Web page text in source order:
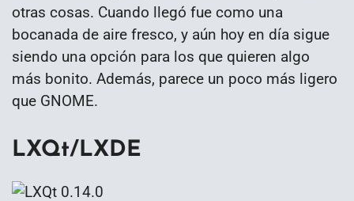
otras cosas. Cuando llegó fue como una
bocanada de aire fresco, y aún hoy en día sigue
siendo una opción para los que quieren algo
más bonito. Además, parece un poco más ligero
que GNOME.
LXQt/LXDE